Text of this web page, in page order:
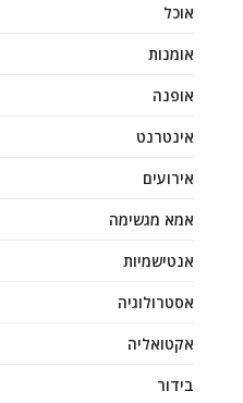
אוכל
אומנות
אופנה
אינטרנט
אירועים
אמא מגשימה
אנטישמיות
אסטרולוגיה
אקטואליה
בידור